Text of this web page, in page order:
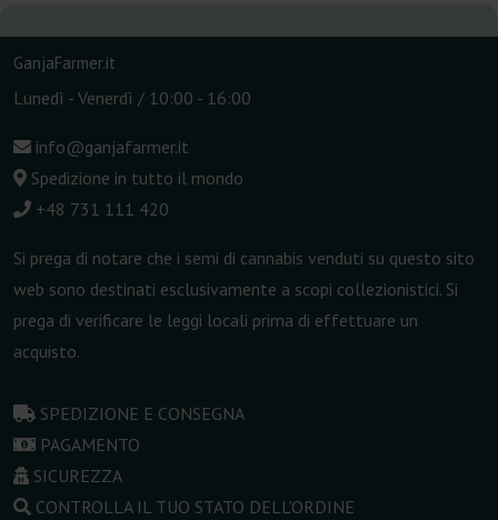
GanjaFarmer.it
Lunedì - Venerdì / 10:00 - 16:00
info@ganjafarmer.it
Spedizione in tutto il mondo
+48 731 111 420
Si prega di notare che i semi di cannabis venduti su questo sito
web sono destinati esclusivamente a scopi collezionistici. Si
prega di verificare le leggi locali prima di effettuare un
acquisto.
SPEDIZIONE E CONSEGNA
PAGAMENTO
SICUREZZA
CONTROLLA IL TUO STATO DELL'ORDINE